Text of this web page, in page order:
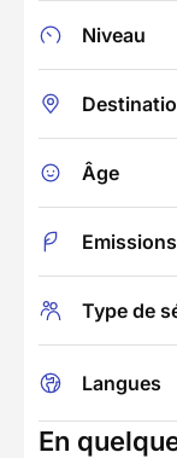
Niveau
Âge
Emissions
Type de
Langues
En